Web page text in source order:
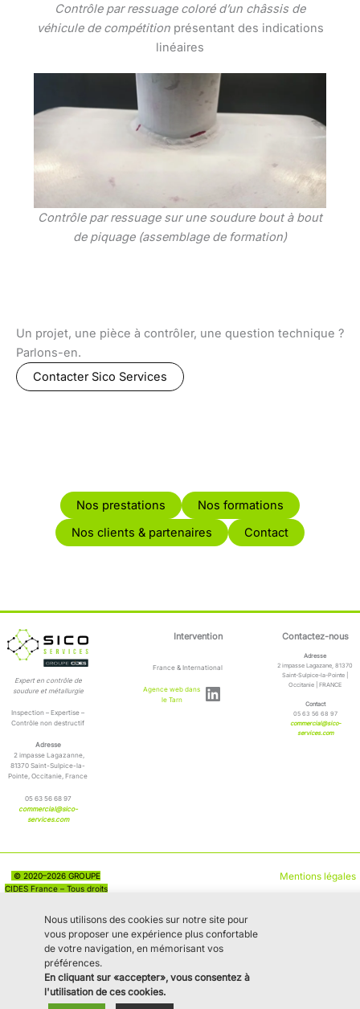
Contrôle par ressuage coloré d’un châssis de
véhicule de compétitionprésentant des indications
linéaires
Contrôle par ressuage sur une soudure bout à bout
de piquage (assemblage de formation)
Un projet, une pièce à contrôler, une question technique ?
Parlons-en.
Contacter Sico Services
Nos prestations
Nos formations
Nos clients & partenaires
Contact
Expert en contrôle de
soudure et métallurgie
Inspection – Expertise –
Contrôle non destructif
Adresse
2 impasse Lagazanne,
81370 Saint-Sulpice-la-
Pointe, Occitanie, France
05 63 56 68 97
commercial@sico-
services.com
Intervention
France & International
LinkedIn
Agence web dans
le Tarn
Contactez-nous
Adresse
2 impasse Lagazane, 81370
Saint-Sulpice-la-Pointe |
Occitanie | FRANCE
Contact
05 63 56 68 97
commercial@sico-
services.com
© 2020–2026 GROUPE
CIDES France – Tous droits
Mentions légales
Nous utilisons des cookies sur notre site pour
vous proposer une expérience plus confortable
de votre navigation, en mémorisant vos
préférences.
En cliquant sur «accepter», vous consentez à
l'utilisation de ces cookies.